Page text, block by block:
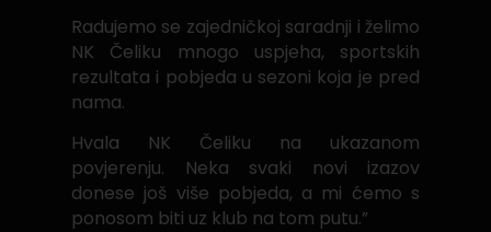
Radujemo se zajedničkoj saradnji i želimo
NK Čeliku mnogo uspjeha, sportskih
rezultata i pobjeda u sezoni koja je pred
nama.
Hvala NK Čeliku na ukazanom
povjerenju. Neka svaki novi izazov
donese još više pobjeda, a mi ćemo s
ponosom biti uz klub na tom putu.”